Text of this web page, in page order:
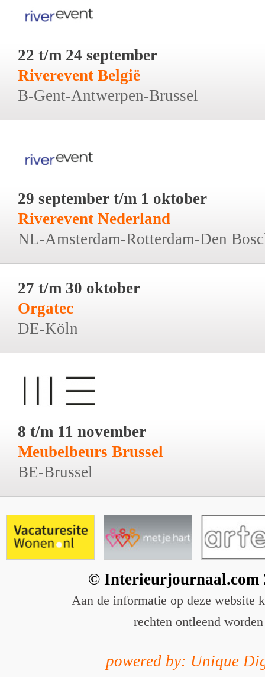
22 t/m 24 september
Riverevent België
B-Gent-Antwerpen-Brussel
29 september t/m 1 oktober
Riverevent Nederland
NL-Amsterdam-Rotterdam-Den
27 t/m 30 oktober
Orgatec
DE-Köln
8 t/m 11 november
Meubelbeurs Brussel
BE-Brussel
© Interieurjournaal.com
Aan de informatie op deze website
rechten ontleend worden
powered by: Unique